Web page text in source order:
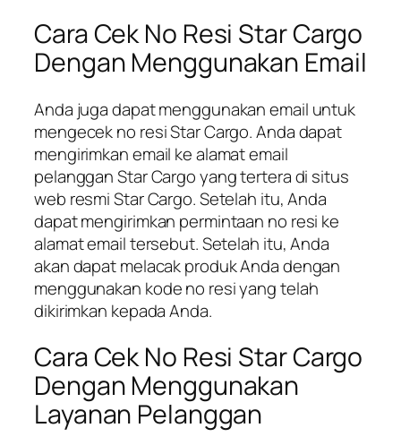
Cara Cek No Resi Star Cargo
Dengan Menggunakan Email
Anda juga dapat menggunakan email untuk
mengecek no resi Star Cargo. Anda dapat
mengirimkan email ke alamat email
pelanggan Star Cargo yang tertera di situs
web resmi Star Cargo. Setelah itu, Anda
dapat mengirimkan permintaan no resi ke
alamat email tersebut. Setelah itu, Anda
akan dapat melacak produk Anda dengan
menggunakan kode no resi yang telah
dikirimkan kepada Anda.
Cara Cek No Resi Star Cargo
Dengan Menggunakan
Layanan Pelanggan